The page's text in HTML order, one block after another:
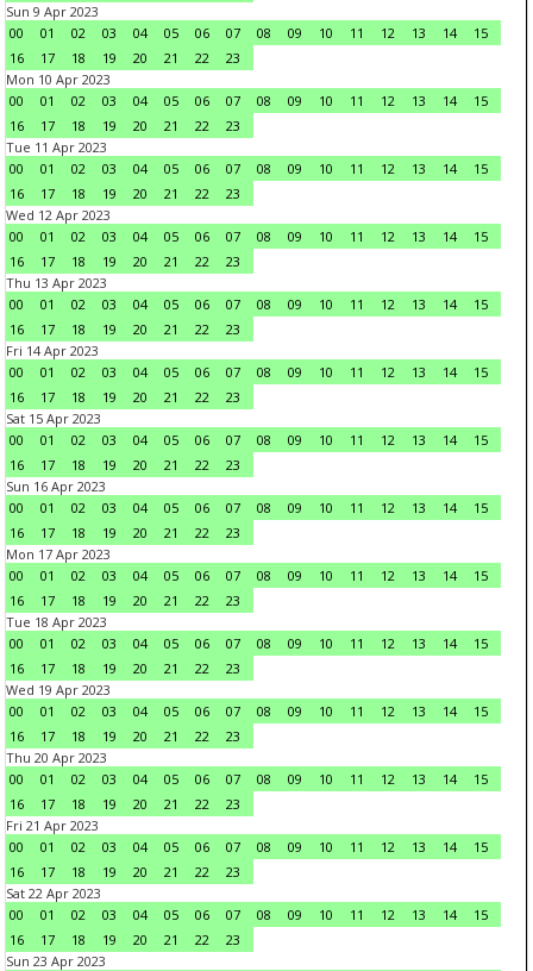
Sun 9 Apr 2023
00
01 02 03 04 05 06 07 08 09 10 11 12 13 14
15
16
17 18 19 20 21 22
23
Mon 10 Apr 2023
00
01 02 03 04 05 06 07 08 09 10 11 12 13 14
15
16
17 18 19 20 21 22
23
Tue 11 Apr 2023
00
01 02 03 04 05 06 07 08 09 10 11 12 13 14
15
16
17 18 19 20 21 22
23
Wed 12 Apr 2023
00
01 02 03 04 05 06 07 08 09 10 11 12 13 14
15
16
17 18 19 20 21 22
23
Thu 13 Apr 2023
00
01 02 03 04 05 06 07 08 09 10 11 12 13 14
15
16
17 18 19 20 21 22
23
Fri 14 Apr 2023
00
01 02 03 04 05 06 07 08 09 10 11 12 13 14
15
16
17 18 19 20 21 22
23
Sat 15 Apr 2023
00
01 02 03 04 05 06 07 08 09 10 11 12 13 14
15
16
17 18 19 20 21 22
23
Sun 16 Apr 2023
00
01 02 03 04 05 06 07 08 09 10 11 12 13 14
15
16
17 18 19 20 21 22
23
Mon 17 Apr 2023
00
01 02 03 04 05 06 07 08 09 10 11 12 13 14
15
16
17 18 19 20 21 22
23
Tue 18 Apr 2023
00
01 02 03 04 05 06 07 08 09 10 11 12 13 14
15
16
17 18 19 20 21 22
23
Wed 19 Apr 2023
00
01 02 03 04 05 06 07 08 09 10 11 12 13 14
15
16
17 18 19 20 21 22
23
Thu 20 Apr 2023
00
01 02 03 04 05 06 07 08 09 10 11 12 13 14
15
16
17 18 19 20 21 22
23
Fri 21 Apr 2023
00
01 02 03 04 05 06 07 08 09 10 11 12 13 14
15
16
17 18 19 20 21 22
23
Sat 22 Apr 2023
00
01 02 03 04 05 06 07 08 09 10 11 12 13 14
15
16
17 18 19 20 21 22
23
Sun 23 Apr 2023